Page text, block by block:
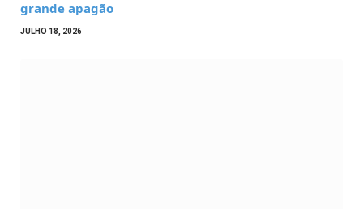
grande apagão
JULHO 18, 2026